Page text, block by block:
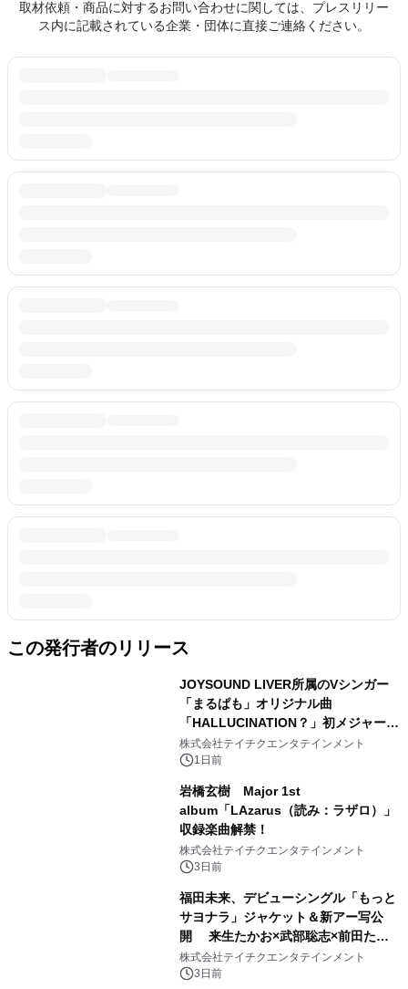
取材依頼・商品に対するお問い合わせに関しては、プレスリリー
ス内に記載されている企業・団体に直接ご連絡ください。
この発行者のリリース
JOYSOUND LIVER所属のVシンガー
「まるぱも」オリジナル曲
「HALLUCINATION？」初メジャー配
信リリース決定！
株式会社テイチクエンタテインメント
1日前
岩橋玄樹 Major 1st
album「LAzarus（読み：ラザロ）」
収録楽曲解禁！
株式会社テイチクエンタテインメント
3日前
福田未来、デビューシングル「もっと
サヨナラ」ジャケット＆新アー写公
開 来生たかお×武部聡志×前田たか
ひろの豪華タッグ
株式会社テイチクエンタテインメント
3日前